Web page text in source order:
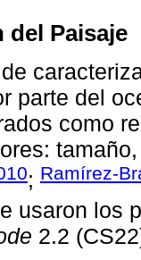
del Paisaje
parte del
como
; Ramírez-
usaron los
2.2